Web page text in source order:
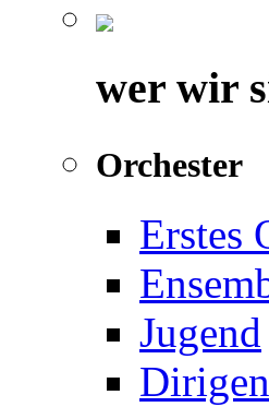
wer wir
Orchester
Erstes
Jugend